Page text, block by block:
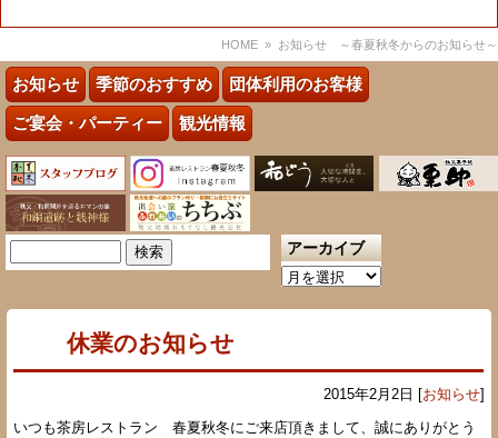
HOME » お知らせ ～春夏秋冬からのお知らせ～
お知らせ 季節のおすすめ 団体利用のお客様
ご宴会・パーティー 観光情報
索:
アーカイブ
ア
休業のお知らせ
2015年2月2日 [お知らせ]
いつも茶房レストラン 春夏秋冬にご来店頂きまして、誠にありがとう